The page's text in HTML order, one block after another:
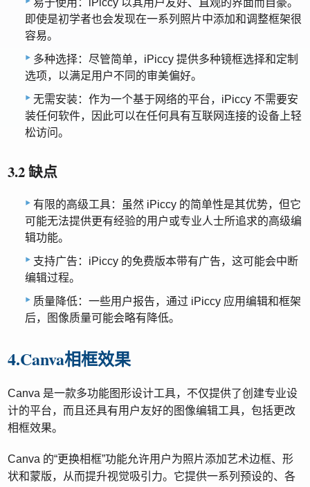
即使是初学者也会发现在一系列照片中添加和调整框架很
容易。
多种选择：尽管简单，iPiccy 提供多种镜框选择和定制
选项，以满足用户不同的审美偏好。
无需安装：作为一个基于网络的平台，iPiccy 不需要安
装任何软件，因此可以在任何具有互联网连接的设备上轻
松访问。
3.2 缺点
有限的高级工具：虽然 iPiccy 的简单性是其优势，但它
可能无法提供更有经验的用户或专业人士所追求的高级编
辑功能。
支持广告：iPiccy 的免费版本带有广告，这可能会中断
编辑过程。
质量降低：一些用户报告，通过 iPiccy 应用编辑和框架
后，图像质量可能会略有降低。
4.Canva相框效果
Canva 是一款多功能图形设计工具，不仅提供了创建专业设
计的平台，而且还具有用户友好的图像编辑工具，包括更改
相框效果。
Canva 的“更换相框”功能允许用户为照片添加艺术边框、形
状和蒙版，从而提升视觉吸引力。它提供一系列预设的、各